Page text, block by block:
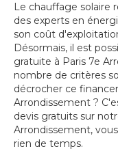
Le chauffage solaire
des experts en
son coût
Désormais, il est
gratuite à Paris 7e
nombre de critères
décrocher ce
Arrondissement ?
devis gratuits sur
Arrondissement,
rien de temps.